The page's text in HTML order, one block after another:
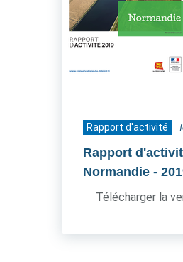
Rapport d'activité
Rapport
Normandie -
Télécharger la